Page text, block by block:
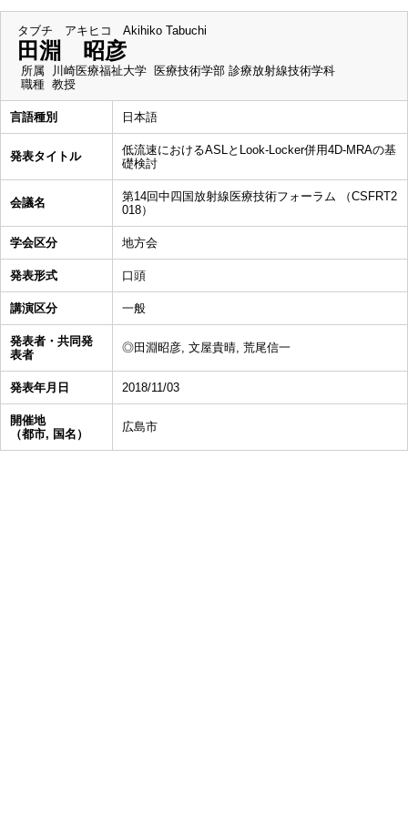
タブチ アキヒコ Akihiko Tabuchi
田淵 昭彦
所属
川崎医療福祉大学 医療技術学部 診療放射線技術学科
職種 教授
言語種別 日本語
発表タイトル
低流速における ASLとLook-Locker併用4D-MRAの基
礎検討
会議名
第14回中四国放射線医療技術フォーラム （CSFRT2
018）
学会区分 地方会
発表形式 口頭
講演区分 一般
発表者・共同発
表者
◎田淵昭彦, 文屋貴晴, 荒尾信一
発表年月日 2018/11/03
開催地
（都市, 国名）
広島市